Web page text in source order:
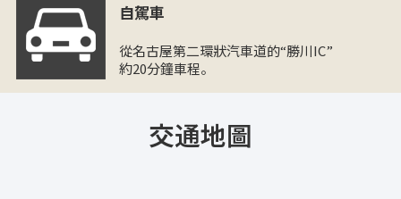
自駕車
從名古屋第二環狀汽車道的“勝川IC”
約20分鐘車程。
交通地圖